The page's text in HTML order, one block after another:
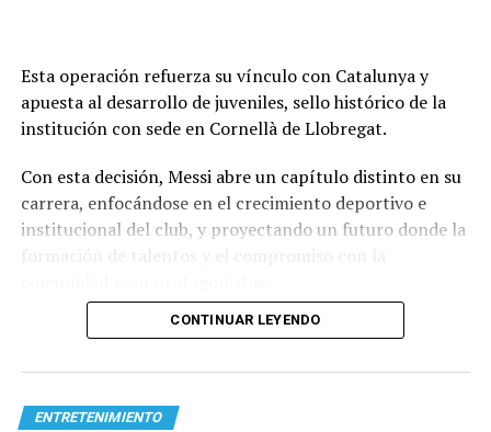
Esta operación refuerza su vínculo con Catalunya y
apuesta al desarrollo de juveniles, sello histórico de la
institución con sede en Cornellà de Llobregat.
Con esta decisión, Messi abre un capítulo distinto en su
carrera, enfocándose en el crecimiento deportivo e
institucional del club, y proyectando un futuro donde la
CONTINUAR LEYENDO
ENTRETENIMIENTO